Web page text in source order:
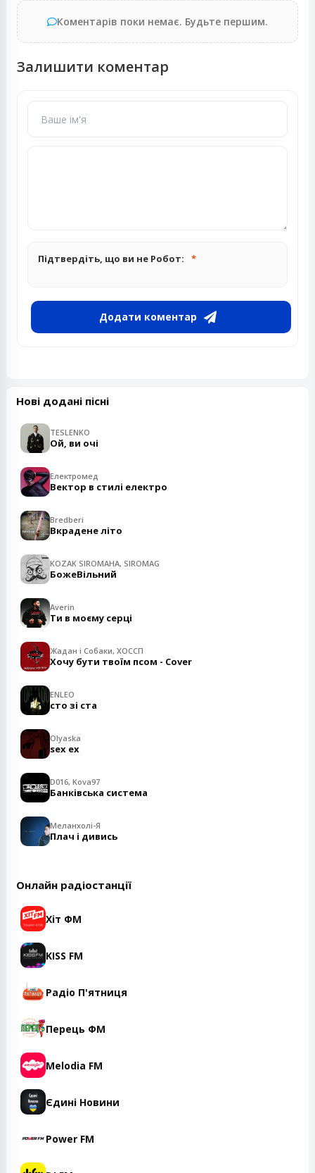
Коментарів поки немає. Будьте першим.
Залишити коментар
Підтвердіть, що ви не Робот:
Додати коментар
Нові додані пісні
TESLENKO
Ой, ви очі
Електромед
Вектор в стилі електро
Bredberi
Вкрадене літо
KOZAK SIROMAHA, SIROMAG
БожеВільний
Averin
Ти в моєму серці
Жадан і Собаки, ХОССП
Хочу бути твоїм псом - Cover
ENLEO
сто зі ста
Olyaska
sex ex
D016, Kova97
Банківська система
Меланхолі-Я
Плач і дивись
Онлайн радіостанції
Хіт ФМ
KISS FM
Радіо П'ятниця
Перець ФМ
Melodia FM
Єдині Новини
Power FM